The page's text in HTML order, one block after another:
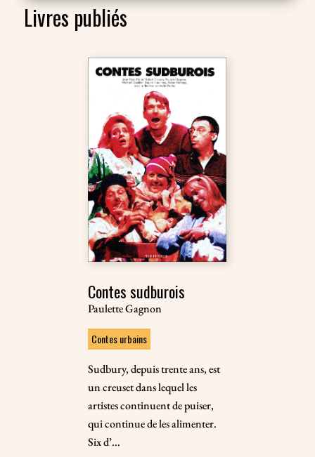
Livres publiés
Contes sudburois
Paulette Gagnon
Contes urbains
Sudbury, depuis trente ans, est
un creuset dans lequel les
artistes continuent de puiser,
qui continue de les alimenter.
Six d’...